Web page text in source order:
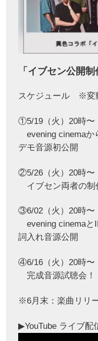
「イブセン公開
スケジュール ※変
①5/19（火）20時〜
evening cinemaか
デモ音源初公開
②5/26（火）20時〜
イブセン両者の制
③6/02（火）20時〜
evening cinemaと
詞入れ音源公開
④6/16（火）20時〜
完成音源試聴会！
※6月末：楽曲リリ
▶︎YouTube ライブ配